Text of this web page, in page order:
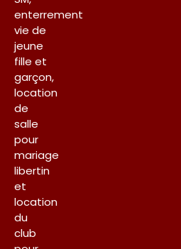
enterrement
vie de
jeune
fille et
garçon,
location
de
salle
pour
mariage
libertin
et
location
du
club